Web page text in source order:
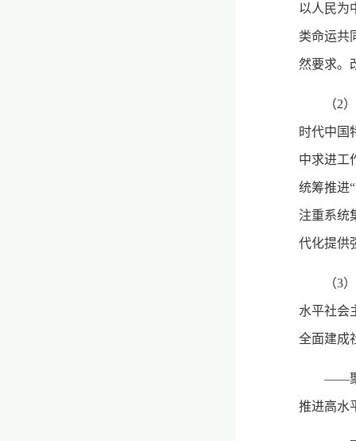
以人民为
类命运共
然要求。
（2
时代中国
中求进工
统筹推进
注重系统
代化提供
（3
水平社会
全面建成
——聚
推进高水